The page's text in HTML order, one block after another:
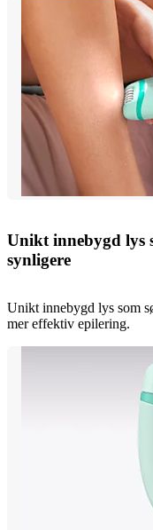
Unikt innebygd lys
synligere
Unikt innebygd lys som
mer effektiv epilering.